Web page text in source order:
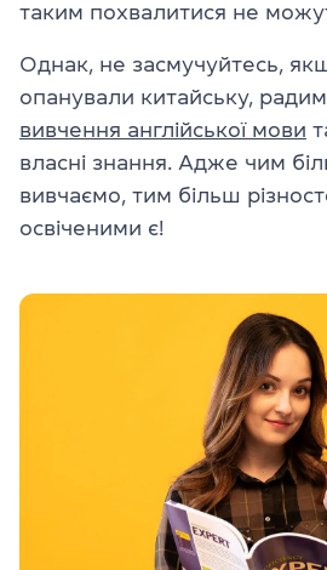
таким похвалитися не
Однак, не засмучуйтесь,
опанували китайську,
вивчення англійської мови
власні знання. Адже чим
вивчаємо, тим більш
освіченими є!